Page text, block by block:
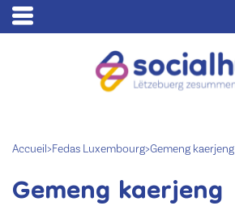
Accueil>Fedas Luxembourg>Gemeng kaerjeng
Gemeng kaerjeng